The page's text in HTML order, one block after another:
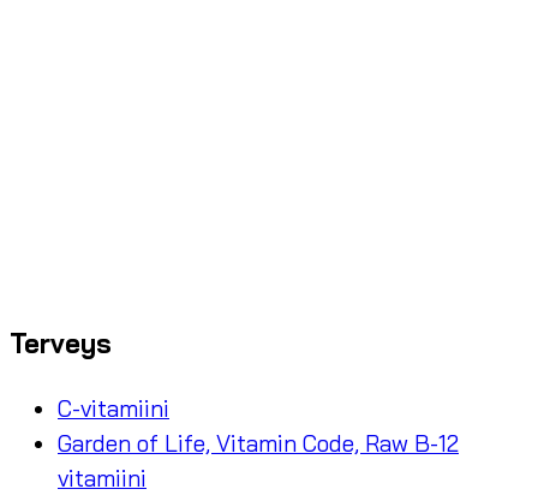
Terveys
C-vitamiini
Garden of Life, Vitamin Code, Raw B-12
vitamiini